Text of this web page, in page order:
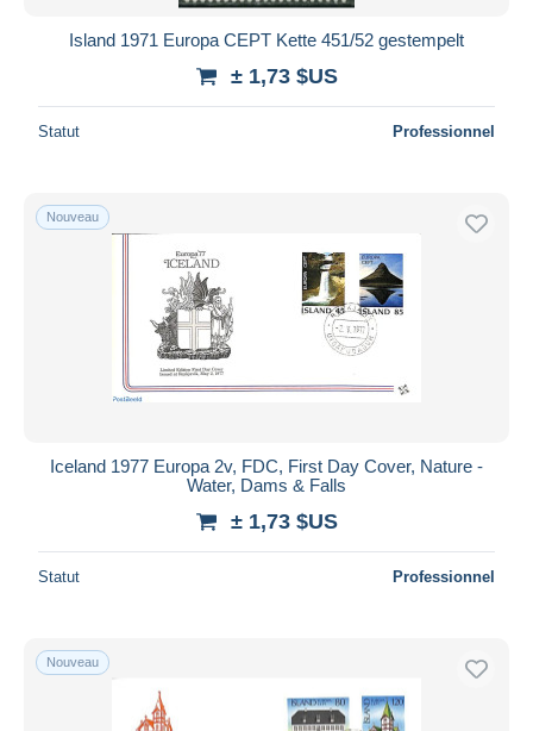
Island 1971 Europa CEPT Kette 451/52 gestempelt
± 1,73 $US
Statut Professionnel
Nouveau
Iceland 1977 Europa 2v, FDC, First Day Cover, Nature -
Water, Dams & Falls
± 1,73 $US
Statut Professionnel
Nouveau